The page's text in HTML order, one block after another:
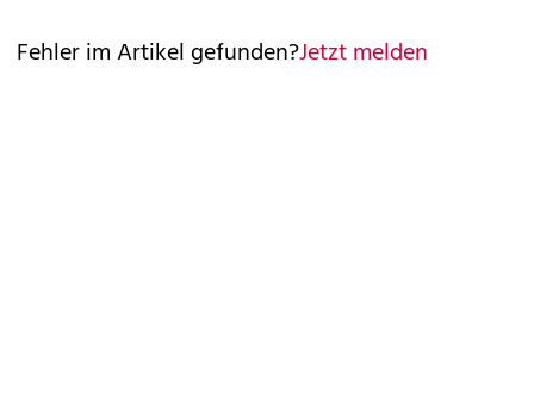
Fehler im Artikel gefunden?Jetzt melden